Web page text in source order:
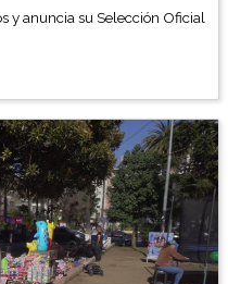
y anuncia su Selección Oficial